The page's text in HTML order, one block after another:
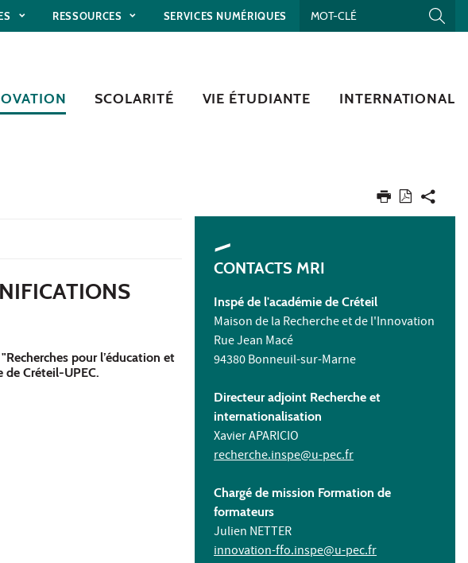
RESSOURCES SERVICES NUMÉRIQUES
SCOLARITÉ VIE ÉTUDIANTE INTERNATIONAL
pour l’éducation et
de Créteil-UPEC.
CONTACTS MRI
Inspé de l'académie de Créteil
Maison de la Recherche et de l'Innovation
Rue Jean Macé
94380 Bonneuil-sur-Marne
Directeur adjoint Recherche et
internationalisation
Xavier APARICIO
recherche.inspe@u-pec.fr
Chargé de mission Formation de
formateurs
Julien NETTER
innovation-ffo.inspe@u-pec.fr